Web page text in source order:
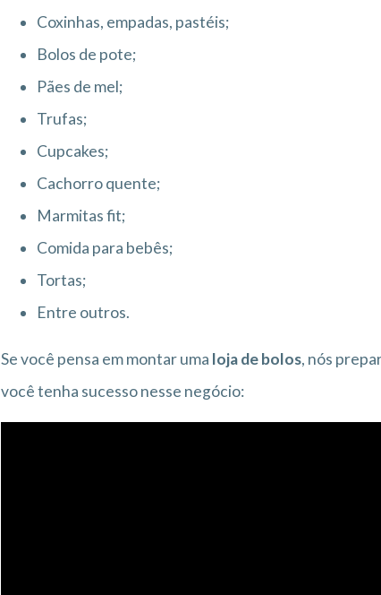
Coxinhas, empadas, pastéis;
Bolos de pote;
Pães de mel;
Trufas;
Cupcakes;
Cachorro quente;
Marmitas fit;
Comida para bebês;
Tortas;
Entre outros.
Se você pensa em montar uma loja de bolos, nós
você tenha sucesso nesse negócio: